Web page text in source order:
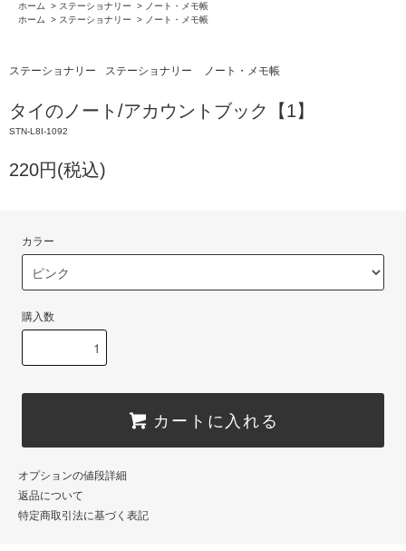
ホーム > ステーショナリー > ノート・メモ帳
ホーム
> ステーショナリー > ノート・メモ帳
ステーショナリー ステーショナリー ノート・メモ帳
タイのノート/アカウントブック【1】
STN-L8I-1092
220円(税込)
カラー
購入数
カートに入れる
オプションの値段詳細
返品について
特定商取引法に基づく表記